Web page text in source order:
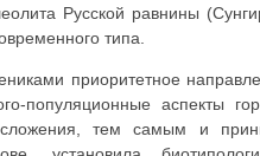
Русской равнины
типа.
приоритетное
популяционные аспекты
тем самым и